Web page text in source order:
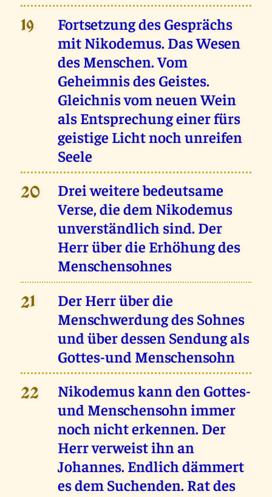
19
Fortsetzung des Gesprächs
mit Nikodemus. Das Wesen
des Menschen. Vom
Geheimnis des Geistes.
Gleichnis vom neuen Wein
als Entsprechung einer fürs
geistige Licht noch unreifen
Seele
20
Drei weitere bedeutsame
Verse, die dem Nikodemus
unverständlich sind. Der
Herr über die Erhöhung des
Menschensohnes
21
Der Herr über die
Menschwerdung des Sohnes
und über dessen Sendung als
Gottes-und Menschensohn
22
Nikodemus kann den Gottes-
und Menschensohn immer
noch nicht erkennen. Der
Herr verweist ihn an
Johannes. Endlich dämmert
es dem Suchenden. Rat des